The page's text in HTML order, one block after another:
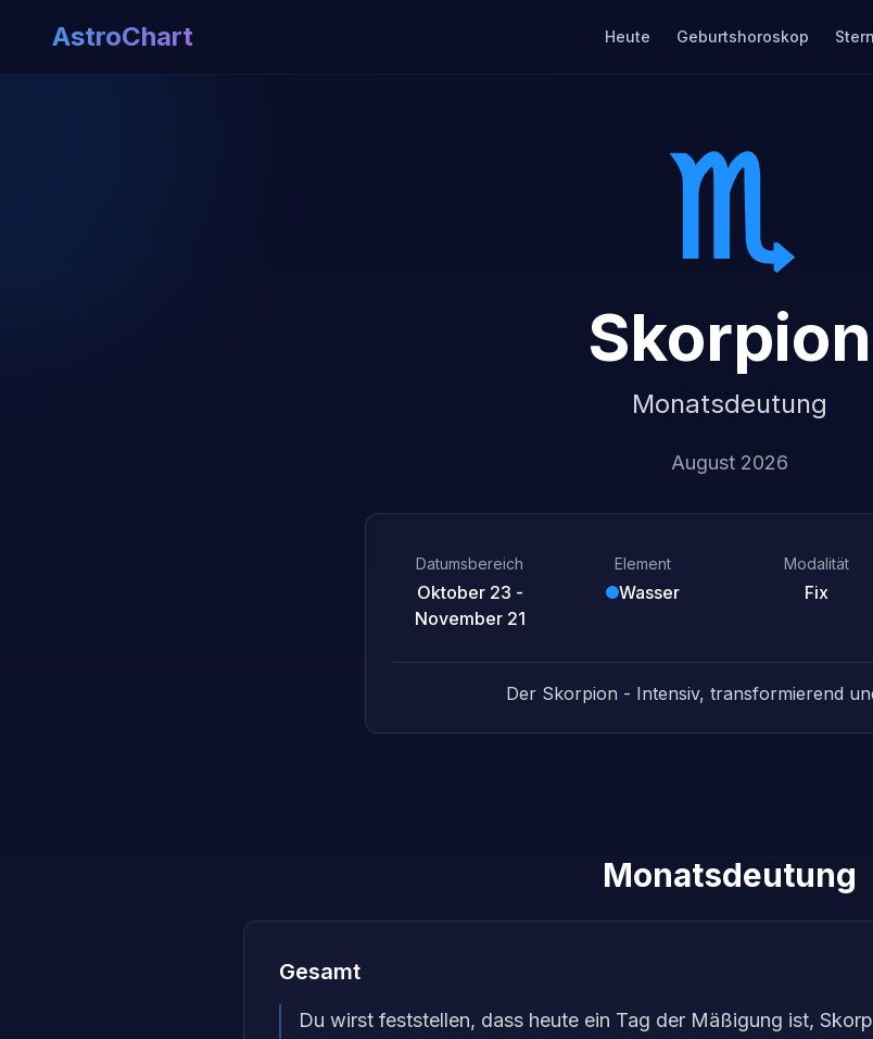
AstroChart Heute Geburtshoroskop
♏
Skorpion
Monatsdeutung
August 2026
Datumsbereich
Oktober 23 -
November 21
Element
Wasser
Modalität
Fix
Der Skorpion - Intensiv, transformierend
Monatsdeutung
Gesamt
Du wirst feststellen, dass heute ein Tag der Mäßigung ist,